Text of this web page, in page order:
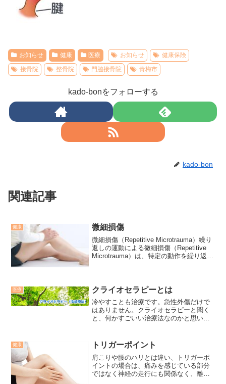
お知らせ 健康 医療 お知らせ
健康保険
接骨院
整骨院 門脇接骨院 青梅市
kado-bonをフォローする
kado-bon
関連記事
健康 微細損傷
微細損傷（Repetitive Microtrauma）繰り
返しの運動による微細損傷（Repetitive
Microtrauma）は、特定の動作を繰り返す
医療 クライオセラピーとは
冷やすことも治療です。急性外傷だけで
はありません。クライオセラピーと聞く
と、何かすごいい治療法なのかと思いま
水・冷却剤を使用して、患部を冷やすこ
とにより炎症...
健康 トリガーポイント
肩こりや腰のハリとは違い、トリガーポ
イントの場合は、痛みを感じている部分
ではなく神経の走行にも関係なく、離れ